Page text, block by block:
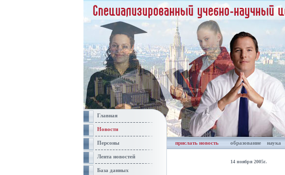
Главная
Новости
Персоны
Лента новостей
База данных
прислать новость образование наука
14 ноября 2005г.